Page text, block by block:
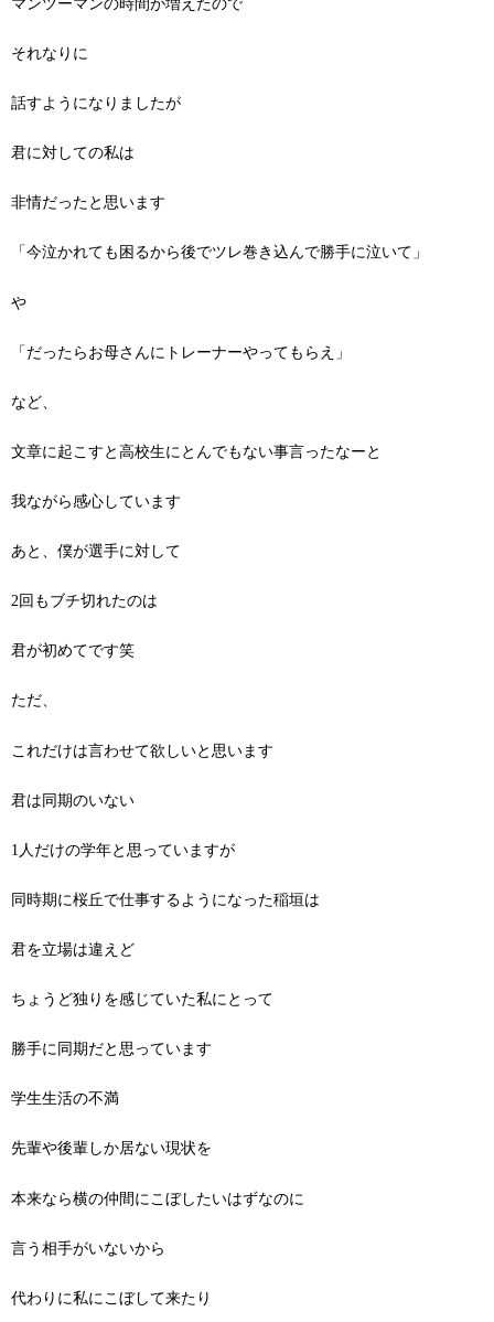
マンツーマンの時間が増えたので
それなりに
話すようになりましたが
君に対しての私は
非情だったと思います
「今泣かれても困るから後でツレ巻き込んで勝手に泣いて」
や
「だったらお母さんにトレーナーやってもらえ」
など、
文章に起こすと高校生にとんでもない事言ったなーと
我ながら感心しています
あと、僕が選手に対して
2回もブチ切れたのは
君が初めてです笑
ただ、
これだけは言わせて欲しいと思います
君は同期のいない
1人だけの学年と思っていますが
同時期に桜丘で仕事するようになった稲垣は
君を立場は違えど
ちょうど独りを感じていた私にとって
勝手に同期だと思っています
学生生活の不満
先輩や後輩しか居ない現状を
本来なら横の仲間にこぼしたいはずなのに
言う相手がいないから
代わりに私にこぼして来たり